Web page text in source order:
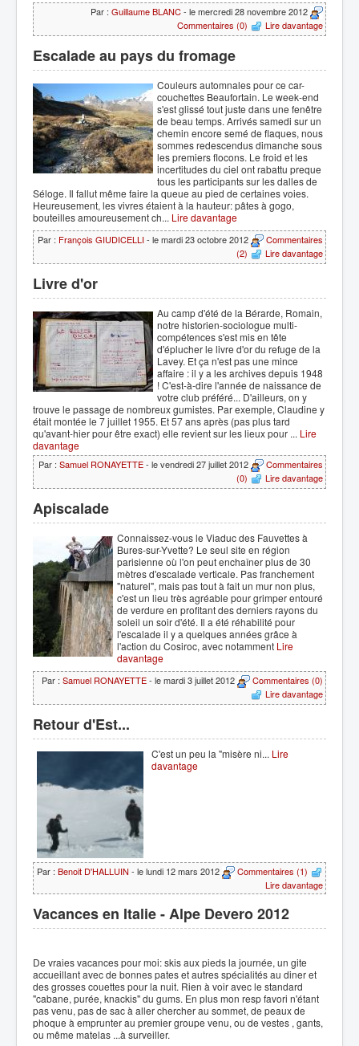
Par : Guillaume BLANC- le mercredi 28 novembre 2012
Commentaires (0)
Lire davantage
Escalade au pays du fromage
Couleurs automnales pour ce car-
couchettes Beaufortain. Le week-end
s'est glissé tout juste dans une fenêtre
de beau temps. Arrivés samedi sur un
chemin encore semé de flaques, nous
sommes redescendus dimanche sous
les premiers flocons. Le froid et les
incertitudes du ciel ont rabattu preque
tous les participants sur les dalles de
Séloge. Il fallut même faire la queue au pied de certaines voies.
Heureusement, les vivres étaient à la hauteur: pâtes à gogo,
bouteilles amoureusement ch... Lire davantage
Par : François GIUDICELLI- le mardi 23 octobre 2012
Commentaires
(2)
Lire davantage
Livre d'or
Au camp d'été de la Bérarde, Romain,
notre historien-sociologue multi-
compétences s'est mis en tête
d'éplucher le livre d'or du refuge de la
Lavey. Et ça n'est pas une mince
affaire : il y a les archives depuis 1948
! C'est-à-dire l'année de naissance de
votre club préféré... D'ailleurs, on y
trouve le passage de nombreux gumistes. Par exemple, Claudine y
était montée le 7 juillet 1955. Et 57 ans après (pas plus tard
qu'avant-hier pour être exact) elle revient sur les lieux pour ... Lire
davantage
Par : Samuel RONAYETTE- le vendredi 27 juillet 2012
Commentaires
(0)
Lire davantage
Apiscalade
Connaissez-vous le Viaduc des Fauvettes à
Bures-sur-Yvette? Le seul site en région
parisienne où l'on peut enchaîner plus de 30
mètres d'escalade verticale. Pas franchement
"naturel", mais pas tout à fait un mur non plus,
c'est un lieu très agréable pour grimper entouré
de verdure en profitant des derniers rayons du
soleil un soir d'été. Il a été réhabilité pour
l'escalade il y a quelques années grâce à
l'action du Cosiroc, avec notamment Lire
davantage
Par : Samuel RONAYETTE- le mardi 3 juillet 2012
Commentaires (0)
Lire davantage
Retour d'Est...
C'est un peu la "misère ni... Lire
davantage
Par : Benoit D'HALLUIN - le lundi 12 mars 2012
Commentaires (1)
Lire davantage
Vacances en Italie - Alpe Devero 2012
De vraies vacances pour moi: skis aux pieds la journée, un gite
accueillant avec de bonnes pates et autres spécialités au diner et
des grosses couettes pour la nuit. Rien à voir avec le standard
"cabane, purée, knackis" du gums. En plus mon resp favori n'étant
pas venu, pas de sac à aller chercher au sommet, de peaux de
phoque à emprunter au premier groupe venu, ou de vestes , gants,
ou même matelas ...à surveiller.